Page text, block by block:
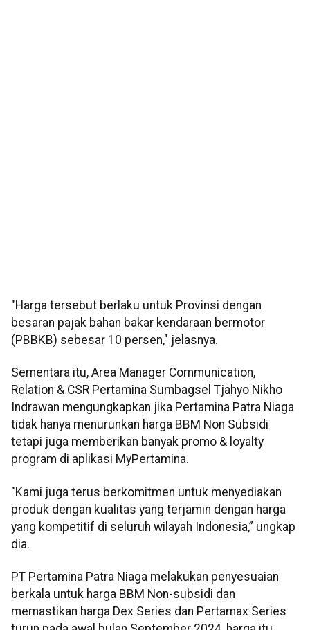
"Harga tersebut berlaku untuk Provinsi dengan
besaran pajak bahan bakar kendaraan bermotor
(PBBKB) sebesar 10 persen," jelasnya.
Sementara itu, Area Manager Communication,
Relation & CSR Pertamina Sumbagsel Tjahyo Nikho
Indrawan mengungkapkan jika Pertamina Patra Niaga
tidak hanya menurunkan harga BBM Non Subsidi
tetapi juga memberikan banyak promo & loyalty
program di aplikasi MyPertamina.
"Kami juga terus berkomitmen untuk menyediakan
produk dengan kualitas yang terjamin dengan harga
yang kompetitif di seluruh wilayah Indonesia,” ungkap
dia.
PT Pertamina Patra Niaga melakukan penyesuaian
berkala untuk harga BBM Non-subsidi dan
memastikan harga Dex Series dan Pertamax Series